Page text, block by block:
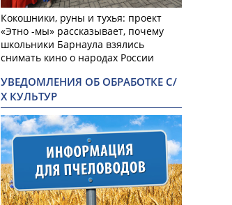
Кокошники, руны и тухья: проект
«Этно -мы» рассказывает, почему
школьники Барнаула взялись
снимать кино о народах России
УВЕДОМЛЕНИЯ ОБ ОБРАБОТКЕ С/
Х КУЛЬТУР